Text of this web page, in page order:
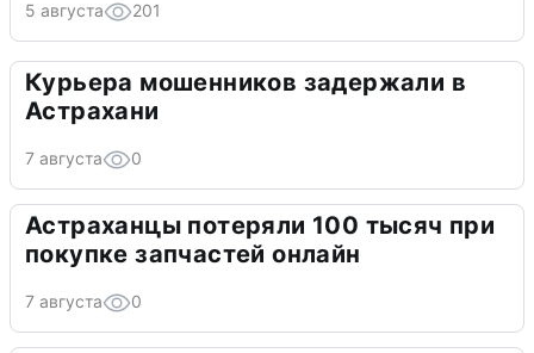
5 августа 201
Курьера мошенников задержали в
Астрахани
7 августа 0
Астраханцы потеряли 100 тысяч при
покупке запчастей онлайн
7 августа 0